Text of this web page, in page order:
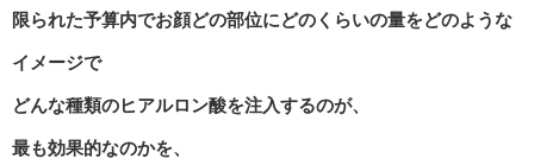
限られた予算内でお顔どの部位にどのくらいの量をどのような
イメージで
どんな種類のヒアルロン酸を注入するのが、
最も効果的なのかを、